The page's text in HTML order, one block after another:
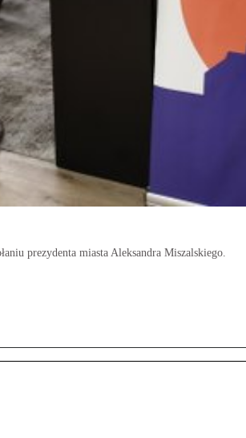
prezydenta miasta Aleksandra Miszalskiego.